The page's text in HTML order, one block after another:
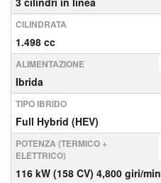
CILINDRATA
1.498 cc
ALIMENTAZIONE
Ibrida
TIPO IBRIDO
Full Hybrid (HEV)
POTENZA (TERMICO +
ELETTRICO)
116 kW (158 CV) 4,800 giri/min